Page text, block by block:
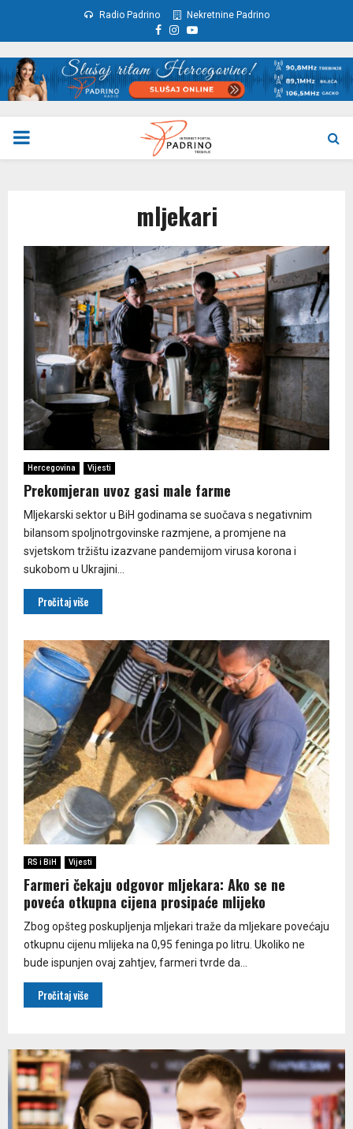
Radio Padrino Nekretnine Padrino
Facebook
Instagram
Youtube
PRIMARY
mljekari
Hercegovina Vijesti
Prekomjeran uvoz gasi male farme
Mljekarski sektor u BiH godinama se suočava s negativnim
bilansom spoljnotrgovinske razmjene, a promjene na
svjetskom tržištu izazvane pandemijom virusa korona i
sukobom u Ukrajini...
Pročitaj više
RS i BiH Vijesti
Farmeri čekaju odgovor mljekara: Ako se ne
poveća otkupna cijena prosipaće mlijeko
Zbog opšteg poskupljenja mljekari traže da mljekare povećaju
otkupnu cijenu mlijeka na 0,95 feninga po litru. Ukoliko ne
bude ispunjen ovaj zahtjev, farmeri tvrde da...
Pročitaj više